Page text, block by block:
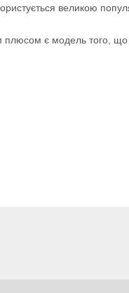
великою
плюсом є модель того,